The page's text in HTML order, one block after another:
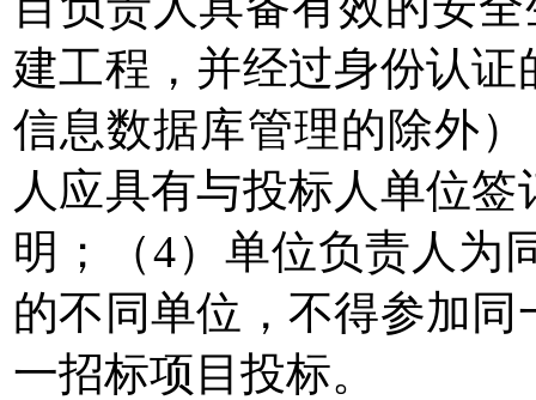
建工程，并经过身份认
信息数据库管理的除外
人应具有与投标人单位
明；（4）单位负责人为
的不同单位，不得参加
一招标项目投标。